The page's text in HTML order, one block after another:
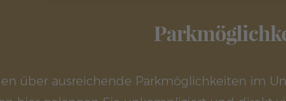
über ausreichende Parkmöglichkeiten im